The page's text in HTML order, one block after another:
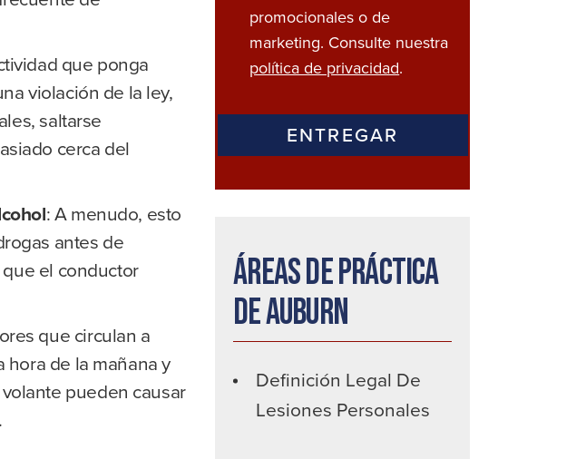
que ponga
violación de la ley,
saltarse
cerca del
:A menudo, esto
antes de
el conductor
que circulan a
hora de la mañana y
pueden causar
promocionales o de
marketing. Consulte nuestra
política de privacidad.
Áreas de práctica
de Auburn
Definición Legal De
Lesiones Personales